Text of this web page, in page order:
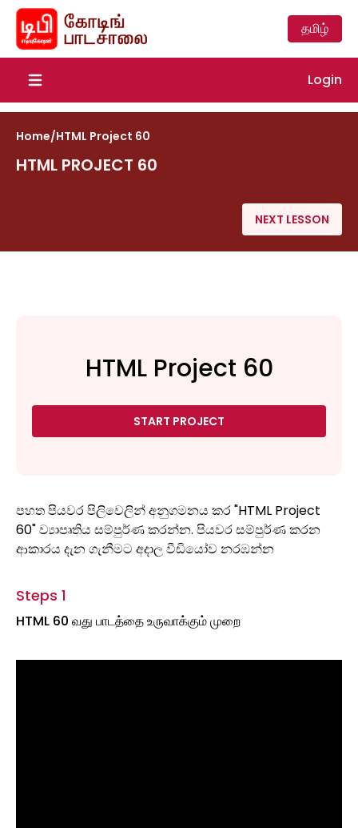
தமிழ்
Open main menu Login
Home/HTML Project 60
HTML PROJECT 60
NEXT LESSON
HTML Project 60
START PROJECT
පහත පියවර පිලිවෙලින් අනුගමනය කර "HTML Project
60" ව්‍යාපෘතිය සම්පුර්ණ කරන්න. පියවර සම්පුර්ණ කරන
ආකාරය දැන ගැනීමට අදාල වීඩියෝව නරඹන්න
Steps 1
HTML 60 வது பாடத்தை உருவாக்கும் முறை